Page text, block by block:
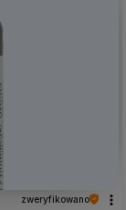
zweryfikowano